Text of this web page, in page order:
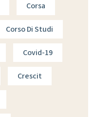
Corsa
Corso Di Studi
Covid-19
Crescit